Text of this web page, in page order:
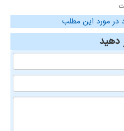
در مورد این مطلب
دهید